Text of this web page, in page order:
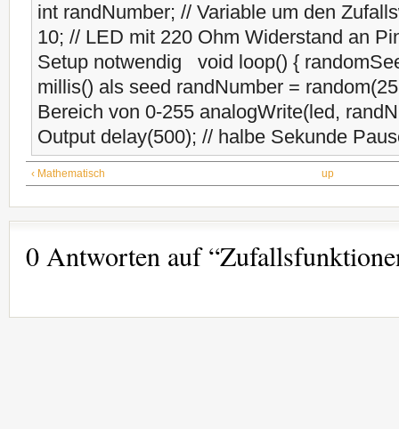
int randNumber; // Variable um den
10; // LED mit 220 Ohm Widerstand an
Setup notwendig void loop() {
millis() als seed randNumber =
Bereich von 0-255 analogWrite(led,
Output delay(500); // halbe Sekunde
‹ Mathematisch up
0 Antworten auf